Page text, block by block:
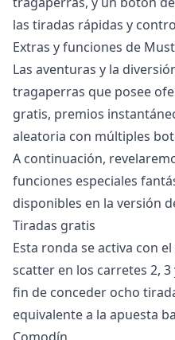
las tiradas rápidas y
Extras y funciones de
Las aventuras y la
tragaperras que posee
gratis, premios
aleatoria con múltiples
A continuación,
funciones especiales
disponibles en la versión
Tiradas gratis
Esta ronda se activa con
scatter en los carretes 2,
fin de conceder ocho
equivalente a la apuesta